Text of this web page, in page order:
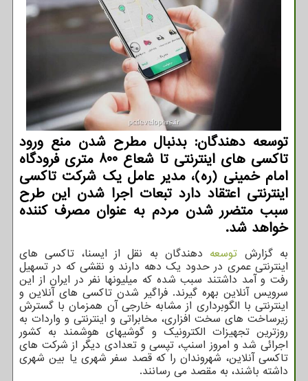
توسعه دهندگان: بدنبال مطرح شدن منع ورود
تاکسی های اینترنتی تا شعاع 800 متری فرودگاه
امام خمینی (ره)، مدیر عامل یک شرکت تاکسی
اینترنتی اعتقاد دارد تبعات اجرا شدن این طرح
سبب متضرر شدن مردم به عنوان مصرف کننده
خواهد شد.
به گزارش توسعه دهندگان به نقل از ایسنا، تاکسی های
اینترنتی عمری در حدود یک دهه دارند و نقشی که در تسهیل
رفت و آمد داشتند سبب شده که میلیونها نفر در ایران از این
سرویس آنلاین بهره گیرند. فراگیر شدن تاکسی های آنلاین و
اینترنتی با الگوبرداری از مشابه خارجی آن همزمان با گسترش
زیرساخت های سخت افزاری، مخابراتی و اینترنتی و واردات به
روزترین تجهیزات الکترونیک و گوشیهای هوشمند به کشور
اجرائی شد و امروز اسنپ، تپسی و تعدادی دیگر از شرکت های
تاکسی آنلاین، شهروندان را که قصد سفر شهری یا بین شهری
داشته باشند، به مقصد می رسانند.